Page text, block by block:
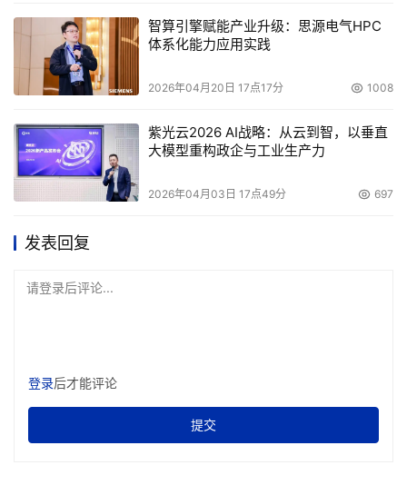
智算引擎赋能产业升级：思源电气HPC
体系化能力应用实践
2026年04月20日 17点17分 1008
紫光云2026 AI战略：从云到智，以垂直
大模型重构政企与工业生产力
2026年04月03日 17点49分 697
发表回复
请登录后评论...
登录后才能评论
提交